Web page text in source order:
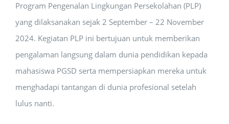
Program Pengenalan Lingkungan Persekolahan (PLP)
yang dilaksanakan sejak 2 September – 22 November
2024. Kegiatan PLP ini bertujuan untuk memberikan
pengalaman langsung dalam dunia pendidikan kepada
mahasiswa PGSD serta mempersiapkan mereka untuk
menghadapi tantangan di dunia profesional setelah
lulus nanti.